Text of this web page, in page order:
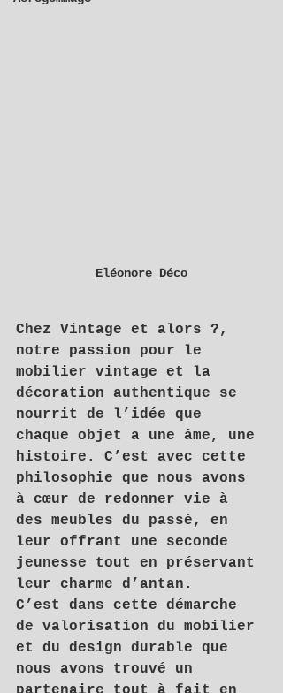
Eléonore Déco
Chez Vintage et alors ?,
notre passion pour le
mobilier vintage et la
décoration authentique se
nourrit de l’idée que
chaque objet a une âme, une
histoire. C’est avec cette
philosophie que nous avons
à cœur de redonner vie à
des meubles du passé, en
leur offrant une seconde
jeunesse tout en préservant
leur charme d’antan.
C’est dans cette démarche
de valorisation du mobilier
et du design durable que
nous avons trouvé un